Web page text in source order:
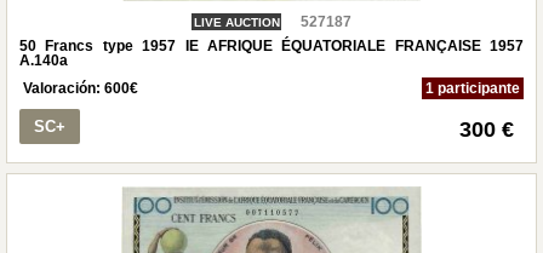
LIVE AUCTION
527187
50 Francs type 1957 IE AFRIQUE ÉQUATORIALE FRANÇAISE 1957
A.140a
Valoración: 600€ 1 participante
SC+ 300 €